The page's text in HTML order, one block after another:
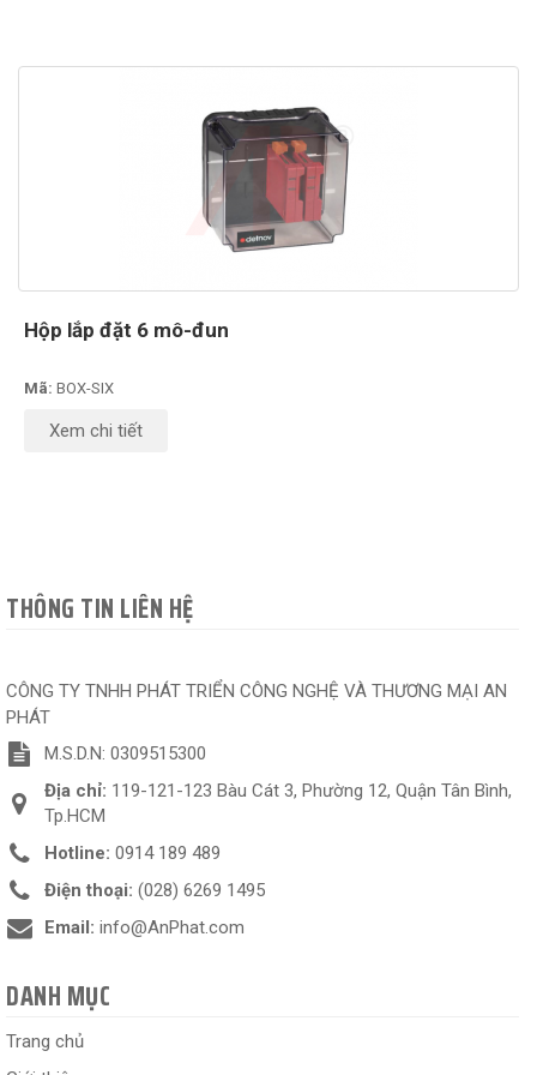
Hộp lắp đặt 6 mô-đun
Mã: BOX-SIX
Xem chi tiết
THÔNG TIN LIÊN HỆ
CÔNG TY TNHH PHÁT TRIỂN CÔNG NGHỆ VÀ THƯƠNG MẠI AN
PHÁT
M.S.D.N: 0309515300
Địa chỉ: 119-121-123 Bàu Cát 3, Phường 12, Quận Tân Bình,
Tp.HCM
Hotline: 0914 189 489
Điện thoại: (028) 6269 1495
Email: info@AnPhat.com
DANH MỤC
Trang chủ